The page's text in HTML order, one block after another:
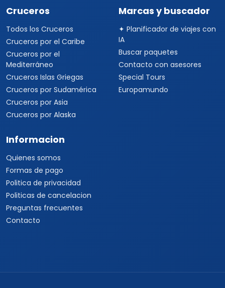
Cruceros
Todos los Cruceros
Cruceros por el Caribe
Cruceros por el
Mediterráneo
Cruceros Islas Griegas
Cruceros por Sudamérica
Cruceros por Asia
Cruceros por Alaska
Marcas y buscador
✦ Planificador de viajes con
IA
Buscar paquetes
Contacto con asesores
Special Tours
Europamundo
Informacion
Quienes somos
Formas de pago
Politica de privacidad
Politicas de cancelacion
Preguntas frecuentes
Contacto